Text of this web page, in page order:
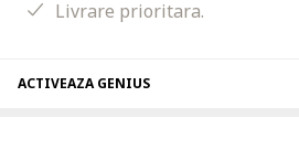
Livrare prioritara.
ACTIVEAZA GENIUS